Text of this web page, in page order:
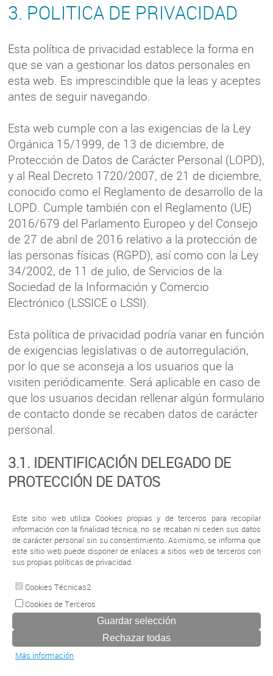
Este sitio web utiliza Cookies propias y de terceros para recopilar
información con la finalidad técnica, no se recaban ni ceden sus datos
de carácter personal sin su consentimiento. Asimismo, se informa que
este sitio web puede disponer de enlaces a sitios web de terceros con
sus propias políticas de privacidad.
Cookies Técnicas2
Cookies de Terceros
Más información
3. POLITICA DE PRIVACIDAD
Esta política de privacidad establece la forma en
que se van a gestionar los datos personales en
esta web. Es imprescindible que la leas y aceptes
antes de seguir navegando.
Esta web cumple con a las exigencias de la Ley
Orgánica 15/1999, de 13 de diciembre, de
Protección de Datos de Carácter Personal (LOPD),
y al Real Decreto 1720/2007, de 21 de diciembre,
conocido como el Reglamento de desarrollo de la
LOPD. Cumple también con el Reglamento (UE)
2016/679 del Parlamento Europeo y del Consejo
de 27 de abril de 2016 relativo a la protección de
las personas físicas (RGPD), así como con la Ley
34/2002, de 11 de julio, de Servicios de la
Sociedad de la Información y Comercio
Electrónico (LSSICE o LSSI).
Esta política de privacidad podría variar en función
de exigencias legislativas o de autorregulación,
por lo que se aconseja a los usuarios que la
visiten periódicamente. Será aplicable en caso de
que los usuarios decidan rellenar algún formulario
de contacto donde se recaben datos de carácter
personal.
3.1. IDENTIFICACIÓN DELEGADO DE
PROTECCIÓN DE DATOS
Identidad del Responsable: CREACIONES
DUMARSA 2010, S.L.
NIF/CIF: B92960277
Dirección: C/ Lagasca nº 7 - 29670 San Pedro
Correo electrónico: dusa@inmodusa.com
A efectos de lo previsto en el Reglamento General
de Protección de Datos antes citado, los datos